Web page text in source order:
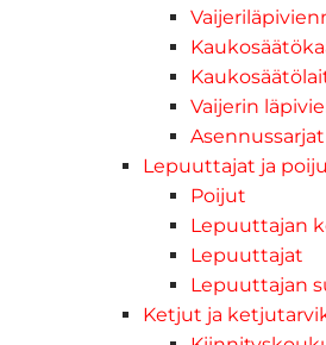
Vaijerin
Lepuuttajat ja
Poijut
Lepuuttajan
Lepuuttajat
Lepuuttajan
Ketjut ja